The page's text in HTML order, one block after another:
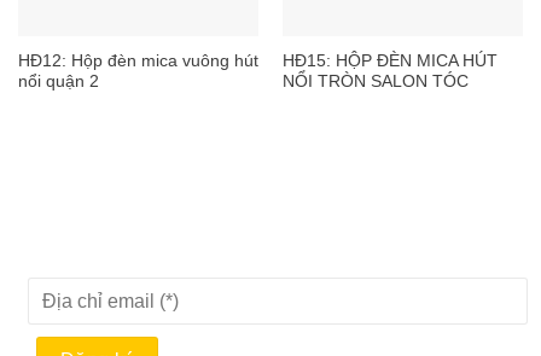
HĐ12: Hộp đèn mica vuông hút
nổi quận 2
HĐ15: HỘP ĐÈN MICA HÚT
NỔI TRÒN SALON TÓC